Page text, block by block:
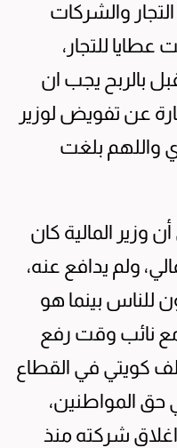
والشركات
عطايا للتجار،
بالربح يجب ان
عن تفويض لوزير
واللهم بلغت
وزير المالية كان
ولم يدافع عنه،
للناس بينما هو
نائب وقت رفع
عنه وتم اغفال 63 الف كويتي في القطاع
حق المواطنين،
شركته منذ